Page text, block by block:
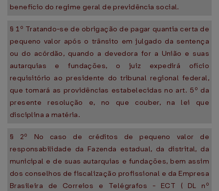
benefício do regime geral de previdência social.
§ 1º Tratando-se de obrigação de pagar quantia certa de
pequeno valor após o trânsito em julgado da sentença
ou do acórdão, quando a devedora for a União e suas
autarquias e fundações, o juiz expedirá ofício
requisitório ao presidente do tribunal regional federal,
que tomará as providências estabelecidas no art. 5º da
presente resolução e, no que couber, na lei que
disciplina a matéria.
§ 2º No caso de créditos de pequeno valor de
responsabilidade da Fazenda estadual, da distrital, da
municipal e de suas autarquias e fundações, bem assim
dos conselhos de fiscalização profissional e da Empresa
Brasileira de Correios e Telégrafos - ECT ( DL nº